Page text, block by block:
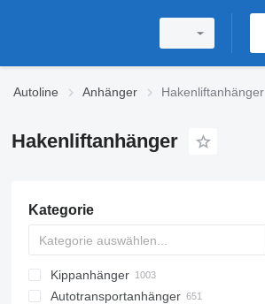
Autoline Anhänger Hakenliftanhänger
Hakenliftanhänger
Kategorie
Kippanhänger
Autotransportanhänger